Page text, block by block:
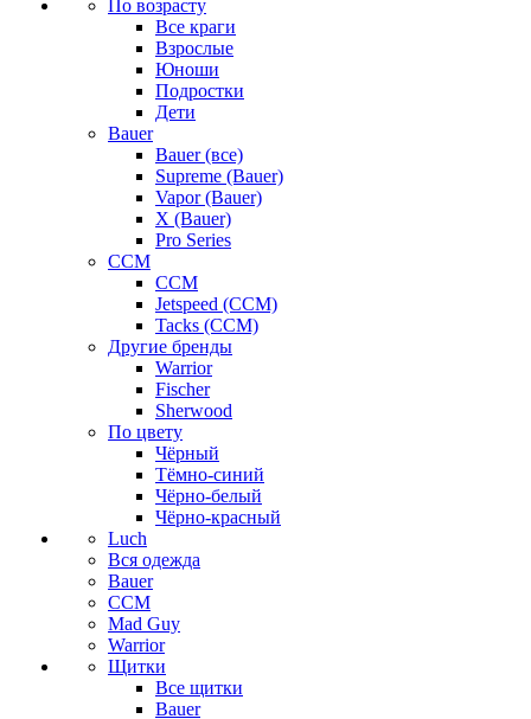
По возрасту
Все краги
Взрослые
Юноши
Подростки
Дети
Bauer
Bauer (все)
Supreme (Bauer)
Vapor (Bauer)
X (Bauer)
Pro Series
CCM
CCM
Jetspeed (CCM)
Tacks (CCM)
Другие бренды
Warrior
Fischer
Sherwood
По цвету
Чёрный
Тёмно-синий
Чёрно-белый
Чёрно-красный
Luch
Вся одежда
Bauer
CCM
Mad Guy
Warrior
Щитки
Все щитки
Bauer